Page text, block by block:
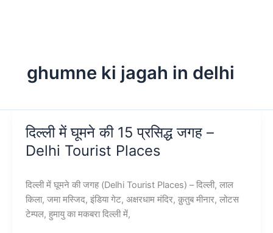
ghumne ki jagah in delhi
दिल्ली में घूमने की 15 प्रसिद्ध जगह –
Delhi Tourist Places
दिल्ली में घूमने की जगह (Delhi Tourist Places) – दिल्ली, लाल
किला, जमा मस्जिद, इंडिया गेट, अक्षरधाम मंदिर, क़ुतुब मीनार, लोटस
टेम्पल, हुमायु का मकबरा दिल्ली में,